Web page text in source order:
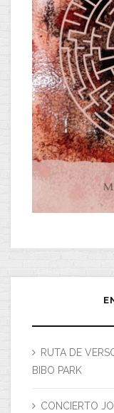
RUTA DE
BIBO PARK
CONCIERTO